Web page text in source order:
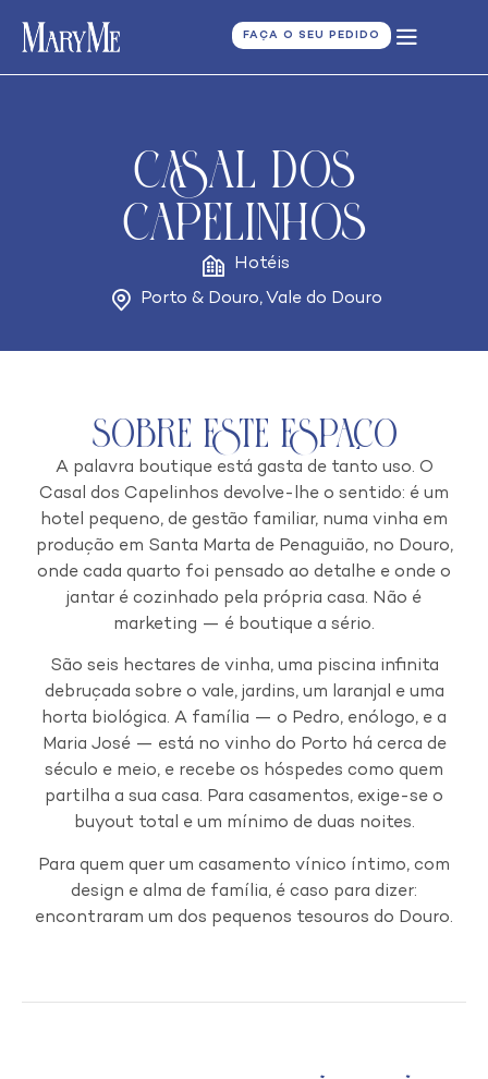
FAÇA O SEU PEDIDO
Casal dos
Capelinhos
Hotéis
Porto & Douro, Vale do Douro
Sobre este espaço
A palavra boutique está gasta de tanto uso. O
Casal dos Capelinhos devolve-lhe o sentido: é um
hotel pequeno, de gestão familiar, numa vinha em
produção em Santa Marta de Penaguião, no Douro,
onde cada quarto foi pensado ao detalhe e onde o
jantar é cozinhado pela própria casa. Não é
marketing — é boutique a sério.
São seis hectares de vinha, uma piscina infinita
debruçada sobre o vale, jardins, um laranjal e uma
horta biológica. A família — o Pedro, enólogo, e a
Maria José — está no vinho do Porto há cerca de
século e meio, e recebe os hóspedes como quem
partilha a sua casa. Para casamentos, exige-se o
buyout total e um mínimo de duas noites.
Para quem quer um casamento vínico íntimo, com
design e alma de família, é caso para dizer:
encontraram um dos pequenos tesouros do Douro.